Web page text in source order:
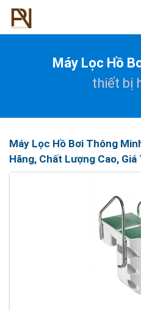
Máy Lọc Hồ
thiết bị
Máy Lọc Hồ Bơi Thông
Hãng, Chất Lượng Cao, Giá